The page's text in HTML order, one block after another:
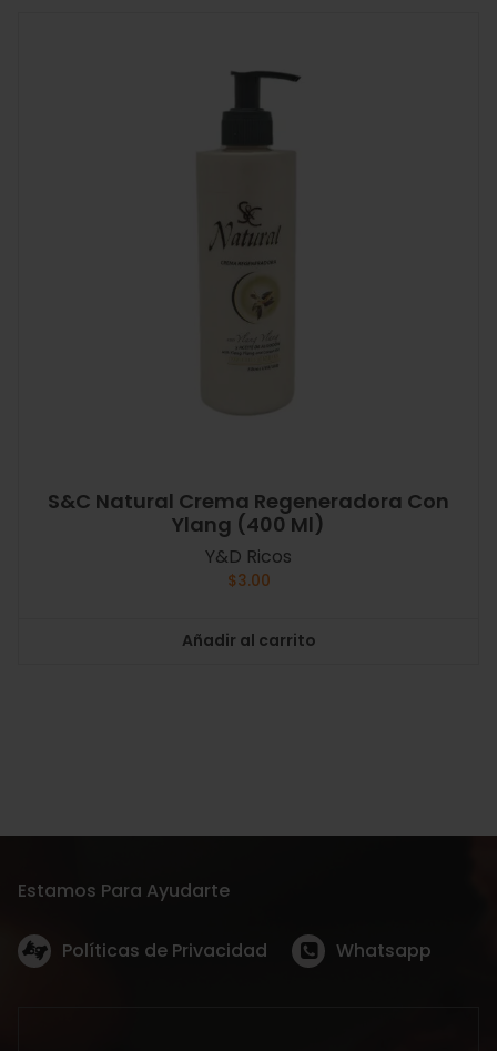
S&C Natural Crema Regeneradora Con
Ylang (400 Ml)
Y&D Ricos
$3.00
Añadir al carrito
Estamos Para Ayudarte
Políticas de Privacidad Whatsapp